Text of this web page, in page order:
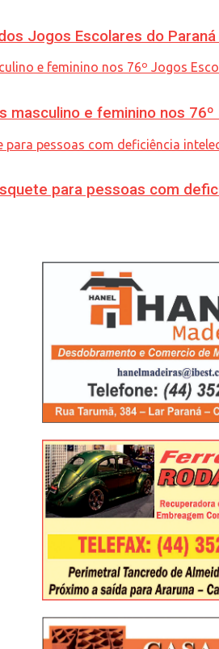
Jogos Escolares do
e feminino nos
para pessoas com